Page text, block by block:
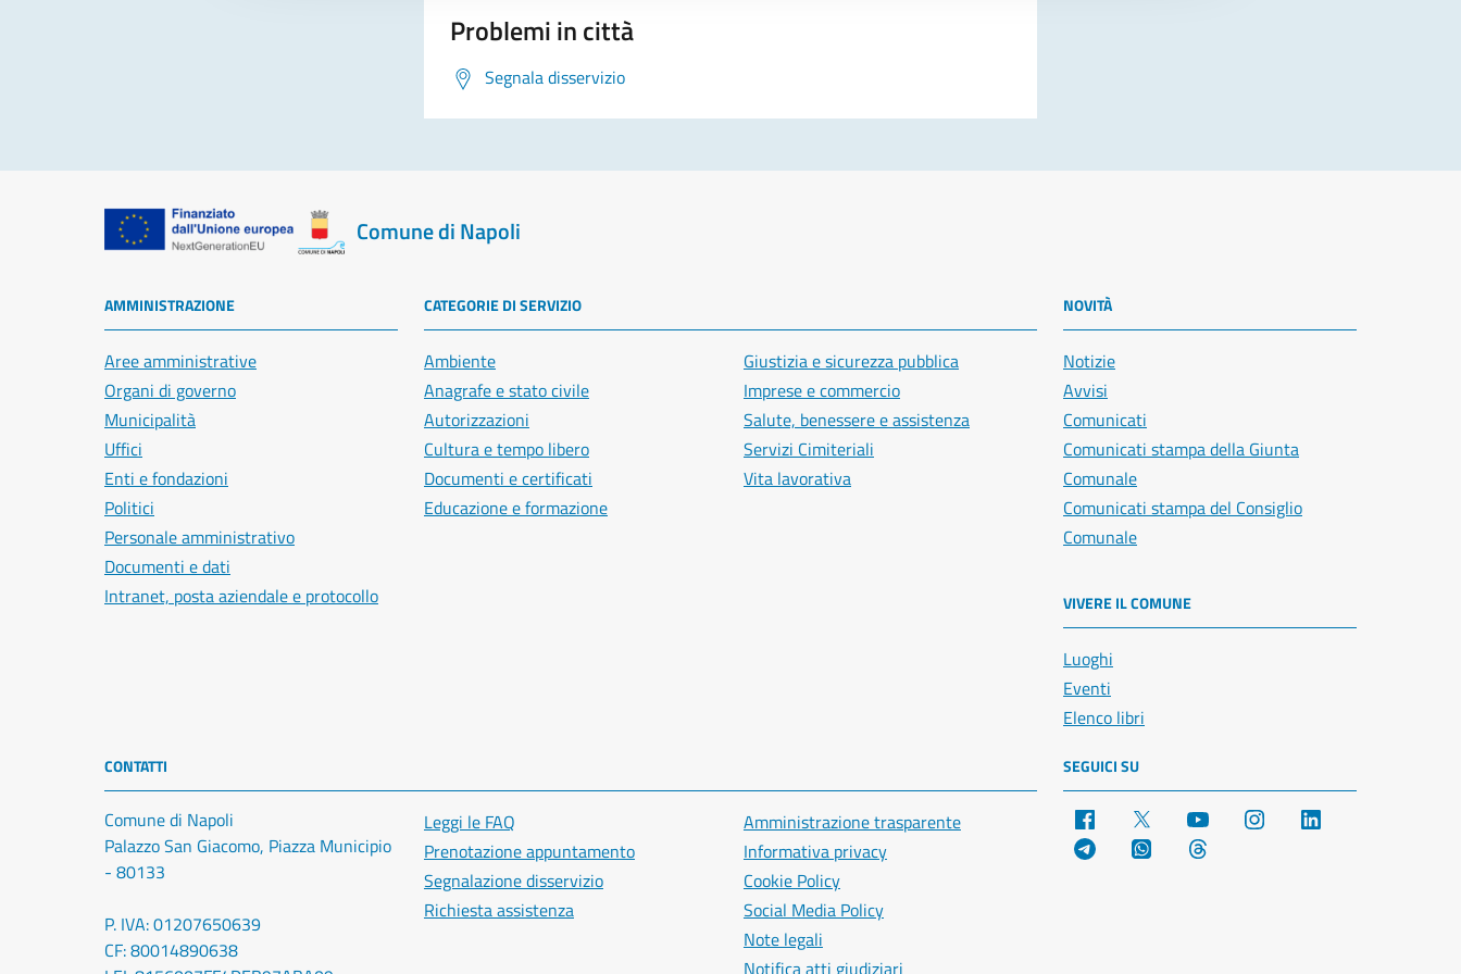
Problemi in città
Segnala disservizio
Comune di Napoli
AMMINISTRAZIONE
Aree amministrative
Organi di governo
Municipalità
Uffici
Enti e fondazioni
Politici
Personale amministrativo
Documenti e dati
Intranet, posta aziendale e protocollo
CATEGORIE DI SERVIZIO
Ambiente
Anagrafe e stato civile
Autorizzazioni
Cultura e tempo libero
Documenti e certificati
Educazione e formazione
Giustizia e sicurezza pubblica
Imprese e commercio
Salute, benessere e assistenza
Servizi Cimiteriali
Vita lavorativa
NOVITÀ
Notizie
Avvisi
Comunicati
Comunicati stampa della Giunta
Comunale
Comunicati stampa del Consiglio
Comunale
VIVERE IL COMUNE
Luoghi
Eventi
Elenco libri
CONTATTI
Comune di Napoli
Palazzo San Giacomo, Piazza Municipio
- 80133
P. IVA: 01207650639
CF: 80014890638
Leggi le FAQ
Prenotazione appuntamento
Segnalazione disservizio
Richiesta assistenza
Amministrazione trasparente
Informativa privacy
Cookie Policy
Social Media Policy
Note legali
SEGUICI SU
Facebook YouTube Instagram
Telegram WhatsApp